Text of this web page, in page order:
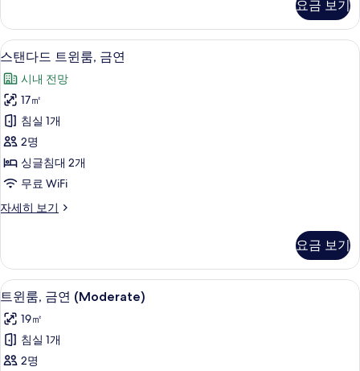
진
모
두
보
기
더
블
룸,
연
자
세
히
보
기
요금 보기
스
탠
다
드
트
윈
룸,
연
진
모
두
보
기
스탠다드 트윈룸, 금연 | 책상, 암막 커
8
스탠다드 트윈룸, 금연
시내 전망
17㎡
침실 1개
2명
싱글침대 2개
무료 WiFi
자세히 보기
스
트
윈
룸,
연
자
세
히
요금 보기
트
윈
룸,
금
트윈룸, 금연 (Moderate) | 책상, 암막
8
트윈룸, 금연 (Moderate)
19㎡
침실 1개
2명